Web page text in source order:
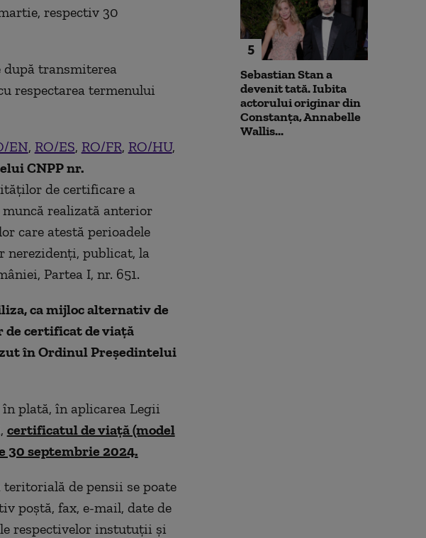
respectiv 30
după transmiterea
respectarea termenului
EN, RO/ES, RO/FR, RO/HU,
CNPP nr.
de certificare a
realizată anterior
care atestă perioadele
nerezidenți, publicat, la
Partea I, nr. 651.
ca mijloc alternativ de
de certificat de viață
în Ordinul Președintelui
plată, în aplicarea Legii
certificatul de viață (model
30 septembrie 2024.
de pensii se poate
poștă, fax, e-mail, date de
respectivelor instutuții și
5
Sebastian Stan a
devenit tată. Iubita
actorului originar din
Constanța, Annabelle
Wallis...